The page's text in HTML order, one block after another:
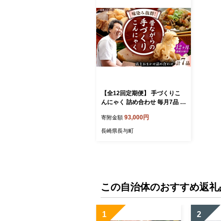
【全12回定期便】 手づくりこ
んにゃく 詰め合わせ 毎月7品 長
川商店 [EBB004] 蒟蒻 コンニャ
ク こんにゃく 手作り こだわり
寄附金額 93,000円
長崎県長与町
この自治体のおすすめ返
1 2